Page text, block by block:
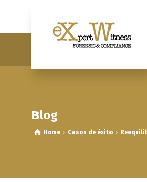
Blog
Home Casos de éxito